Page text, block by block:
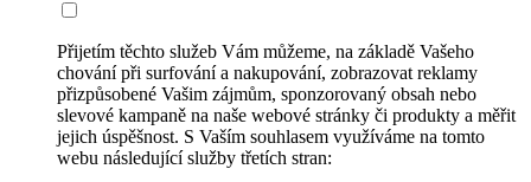
Přijetím těchto služeb Vám můžeme, na základě Vašeho
chování při surfování a nakupování, zobrazovat reklamy
přizpůsobené Vašim zájmům, sponzorovaný obsah nebo
slevové kampaně na naše webové stránky či produkty a měřit
jejich úspěšnost. S Vaším souhlasem využíváme na tomto
webu následující služby třetích stran: